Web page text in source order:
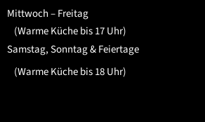
Mittwoch – Freitag
(Warme Küche bis 17 Uhr)
Samstag, Sonntag & Feiertage
(Warme Küche bis 18 Uhr)